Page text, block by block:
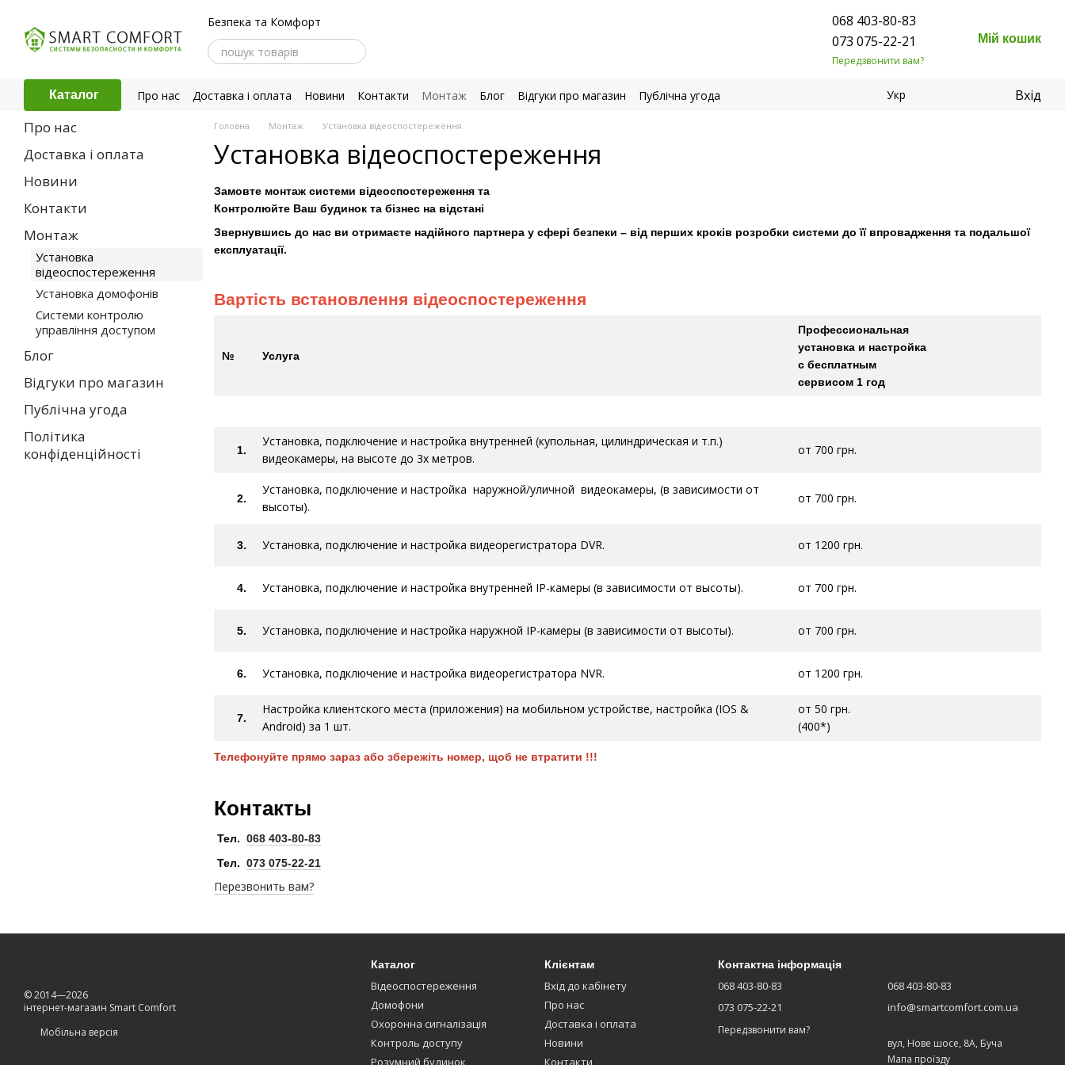
Безпека та Комфорт
068 403-80-83
073 075-22-21
Передзвонити вам?
Мій кошик
Каталог Про нас Доставка і оплата Новини Контакти Монтаж Блог Відгуки про магазин
Публічна угода
Укр Вхід
Головна Монтаж Установка відеоспостереження
Установка відеоспостереження
Замовте монтаж системи відеоспостереження та
Контролюйте Ваш будинок та бізнес на відстані
Звернувшись до нас ви отримаєте надійного партнера у сфері безпеки – від перших кроків розробки системи до її впровадження та подальшої
експлуатації.
Вартість встановлення відеоспостереження
№ Услуга
Профессиональная
установка и настройка
с бесплатным
сервисом 1 год
1.
Установка, подключение и настройка внутренней (купольная, цилиндрическая и т.п.)
видеокамеры, на высоте до 3х метров.
от 700 грн.
2.
Установка, подключение и настройка наружной/уличной видеокамеры, (в зависимости от
высоты).
от 700 грн.
3. Установка, подключение и настройка видеорегистратора DVR. от 1200 грн.
4. Установка, подключение и настройка внутренней IP-камеры (в зависимости от высоты). от 700 грн.
5. Установка, подключение и настройка наружной IP-камеры (в зависимости от высоты). от 700 грн.
6. Установка, подключение и настройка видеорегистратора NVR. от 1200 грн.
7.
Настройка клиентского места (приложения) на мобильном устройстве, настройка (IOS &
Android) за 1 шт.
от 50 грн.
(400*)
Телефонуйте прямо зараз або збережіть номер, щоб не втратити !!!
Контакты
Тел. 068 403-80-83
Тел. 073 075-22-21
Перезвонить вам?
Про нас
Доставка і оплата
Новини
Контакти
Монтаж
Установка
відеоспостереження
Установка домофонів
Системи контролю
управління доступом
Блог
Відгуки про магазин
Публічна угода
Політика
конфіденційності
© 2014—2026
інтернет-магазин Smart Comfort
Мобільна версія
Каталог
Відеоспостереження
Домофони
Охоронна сигналізація
Контроль доступу
Розумний будинок
Клієнтам
Вхід до кабінету
Про нас
Доставка і оплата
Новини
Контакти
Контактна інформація
068 403-80-83
073 075-22-21
Передзвонити вам?
068 403-80-83
info@smartcomfort.com.ua
вул, Нове шосе, 8А, Буча
Мапа проїзду